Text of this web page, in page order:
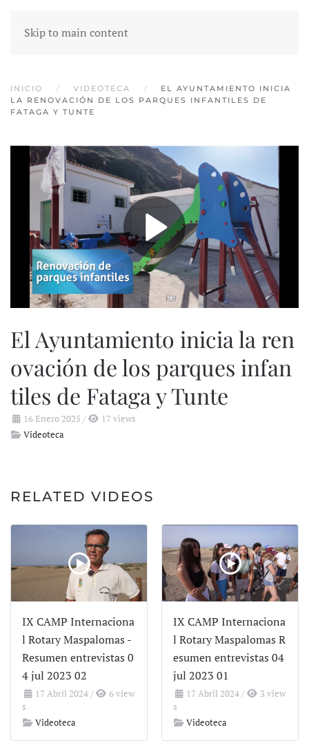
Skip to main content
INICIO VIDEOTECA
EL AYUNTAMIENTO INICIA
LA RENOVACIÓN DE LOS PARQUES INFANTILES DE
FATAGA Y TUNTE
El Ayuntamiento inicia la ren
ovación de los parques infan
tiles de Fataga y Tunte
16 Enero 2025 /
17 views
Videoteca
RELATED VIDEOS
IX CAMP Internaciona
l Rotary Maspalomas -
Resumen entrevistas 0
4 jul 2023 02
17 Abril 2024/
6 view
s
Videoteca
IX CAMP Internaciona
l Rotary Maspalomas R
esumen entrevistas 04
jul 2023 01
17 Abril 2024/
3 view
s
Videoteca